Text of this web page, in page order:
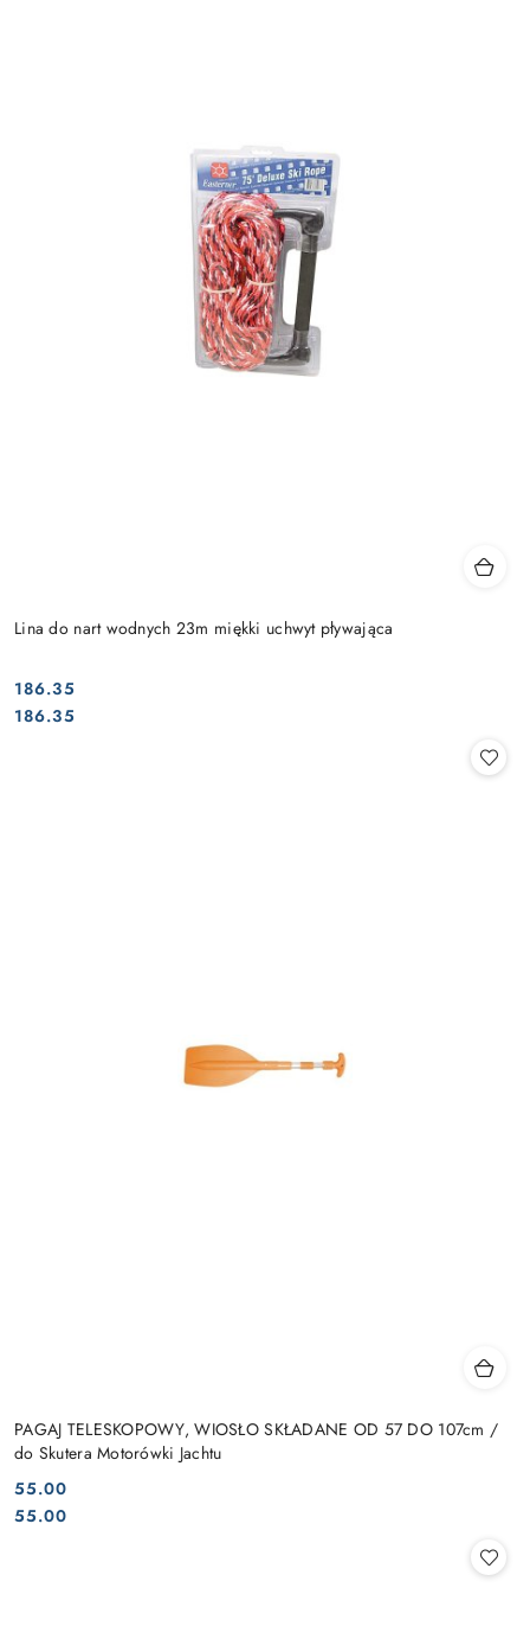
Lina do nart wodnych 23m miękki uchwyt pływająca
Cena:
186.35
Cena:
186.35
PAGAJ TELESKOPOWY, WIOSŁO SKŁADANE OD 57 DO 107cm /
do Skutera Motorówki Jachtu
Cena:
55.00
Cena:
55.00